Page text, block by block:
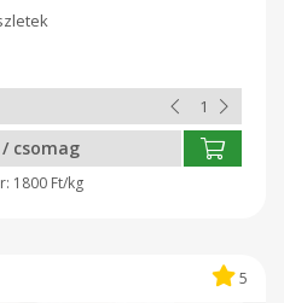
/ csomag
1800 Ft/kg
5